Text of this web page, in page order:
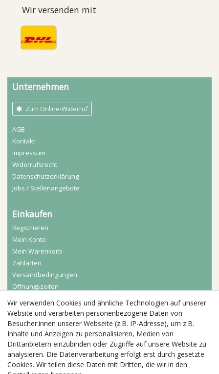
Wir versenden mit
Unternehmen
Zum Online-Widerruf
AGB
Kontakt
Impressum
Widerrufs­recht
Daten­schutz­erklärung
Jobs / Stellenangebote
Einkaufen
Registrieren
Mein Konto
Mein Warenkorb
Zahlarten
Versandbedingungen
Öffnungszeiten
Aktuelles
Busgruppen
Kindergeburtstage
Kindergartenausflug
Schulklassenausflug
Wir verwenden Cookies und ähnliche Technologien auf unserer
Website und verarbeiten personenbezogene Daten von
Besucher:innen unserer Webseite (z.B. IP-Adresse), um z.B.
Inhalte und Anzeigen zu personalisieren, Medien von
Drittanbietern einzubinden oder Zugriffe auf unsere Website zu
analysieren. Die Datenverarbeitung erfolgt erst durch gesetzte
Cookies. Wir teilen diese Daten mit Dritten, die wir in den